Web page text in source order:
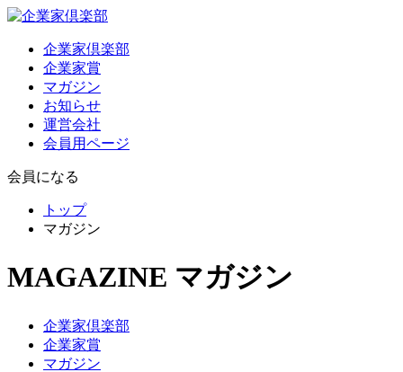
企業家倶楽部
企業家賞
マガジン
お知らせ
運営会社
会員用ページ
会員になる
トップ
マガジン
MAGAZINE マガジン
企業家倶楽部
企業家賞
マガジン